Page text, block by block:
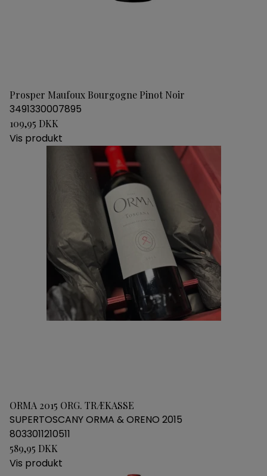
Prosper Maufoux Bourgogne Pinot Noir
3491330007895
109,95 DKK
Vis produkt
ORMA 2015 ORG. TRÆKASSE
SUPERTOSCANY ORMA & ORENO 2015
8033011210511
589,95 DKK
Vis produkt